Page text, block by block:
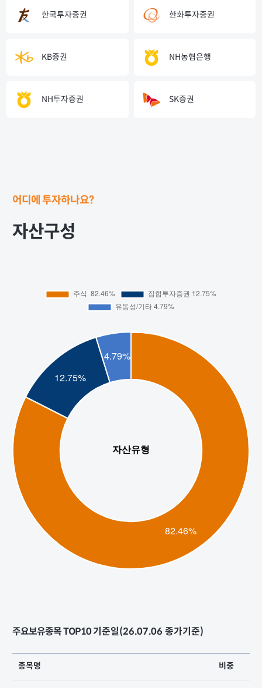
한국투자증권 한화투자증권
KB증권 NH농협은행
NH투자증권 SK증권
어디에 투자하나요?
자산구성
주요보유종목 TOP10기준일(26.07.06 종가기준)
종목명 비중